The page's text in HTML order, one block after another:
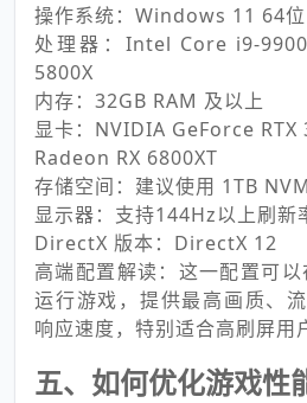
操作系统：Windows 11 64位
处理器：Intel Core i9-
5800X
内存：32GB RAM 及以上
显卡：NVIDIA GeForce
Radeon RX 6800XT
存储空间：建议使用 1TB
显示器：支持144Hz以上刷新
DirectX 版本：DirectX 12
高端配置解读：这一配置可
运行游戏，提供最高画质、
响应速度，特别适合高刷屏用
五、如何优化游戏性